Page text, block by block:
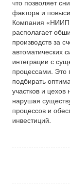
что позволяет
фактора и
Компания
располагает
производств за
автоматических
интеграции с
процессами. Это
подбирать
участков и
нарушая
процессов и
инвестиций.